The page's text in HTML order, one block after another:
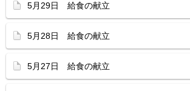
5月29日 給食の献立
5月28日 給食の献立
5月27日 給食の献立